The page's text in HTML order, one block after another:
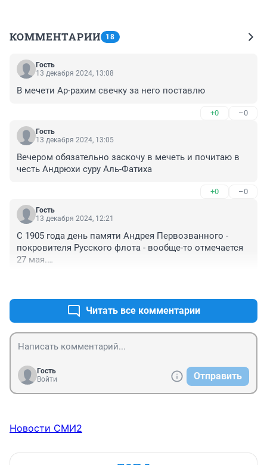
КОММЕНТАРИИ 18
Гость
13 декабря 2024, 13:08
В мечети Ар-рахим свечку за него поставлю
+0 –0
Гость
13 декабря 2024, 13:05
Вечером обязательно заскочу в мечеть и почитаю в
честь Андрюхи суру Аль-Фатиха
+0 –0
Гость
13 декабря 2024, 12:21
С 1905 года день памяти Андрея Первозванного -
покровителя Русского флота - вообще-то отмечается
27 мая.
Читать все комментарии
Гость
Войти
Отправить
Новости СМИ2